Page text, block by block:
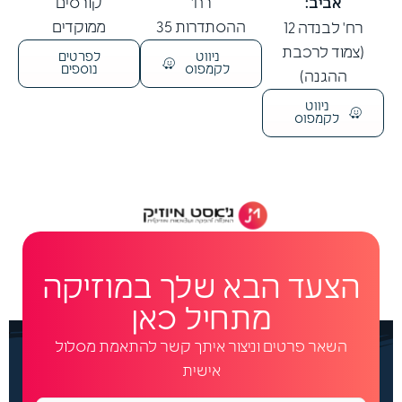
רח' לבנדה 12
(צמוד לרכבת
ההגנה)
ניווט
לקמפוס
ההסתדרות 35
ניווט
לקמפוס
ממוקדים
לפרטים
נוספים
הצעד הבא שלך במוזיקה
מתחיל כאן
השאר פרטים וניצור איתך קשר להתאמת מסלול
אישית